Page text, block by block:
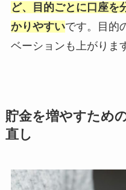
ど、目的ごとに口座を
かりやすいです。目的
ベーションも上がりま
貯金を増やすため
直し